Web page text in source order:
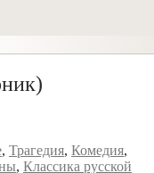
, Трагедия, Комедия,
, Классика русской